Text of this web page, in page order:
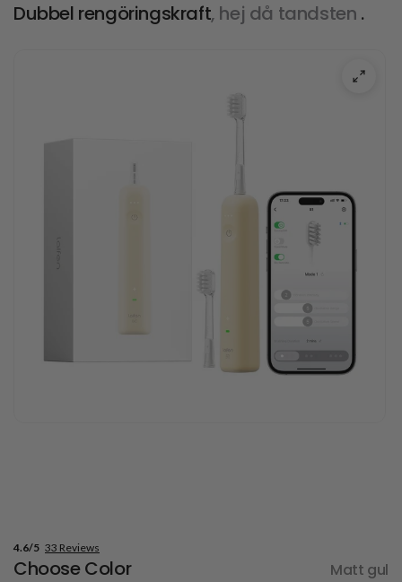
Dubbel rengöringskraft, hej då tandsten .
33 Reviews
4.6/5
Choose Color Matt gul